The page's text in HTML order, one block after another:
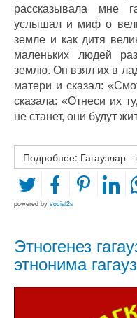
рассказывала мне
услышал и миф о
земле и как дитя
маленьких людей
землю. Он взял их в
матери и сказал:
сказала: «Отнеси их
не станет, они будут
Подробнее: Гагаузлар -
powered by social2s
Этногенез
этнонима